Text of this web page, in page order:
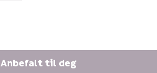
Skjule spørsmålet for
Anbefalt til deg